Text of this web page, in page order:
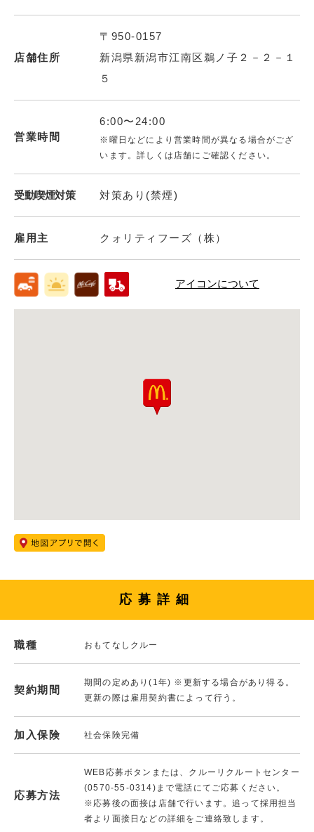
店舗住所
〒950-0157
新潟県新潟市江南区鵜ノ子２－２－１
５
営業時間
6:00〜24:00
※曜日などにより営業時間が異なる場合がござ
います。詳しくは店舗にご確認ください。
受動喫煙対策 対策あり(禁煙)
雇用主 クォリティフーズ（株）
アイコンについて
応募詳細
職種 おもてなしクルー
契約期間
期間の定めあり(1年) ※更新する場合があり得る。
更新の際は雇用契約書によって行う。
加入保険 社会保険完備
応募方法
WEB応募ボタンまたは、クルーリクルートセンター
(0570-55-0314)まで電話にてご応募ください。
※応募後の面接は店舗で行います。追って採用担当
者より面接日などの詳細をご連絡致します。